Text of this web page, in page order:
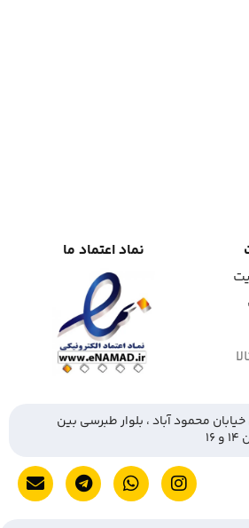
نماد اعتماد ما
محمود آباد ، بلوار طبرسی بین